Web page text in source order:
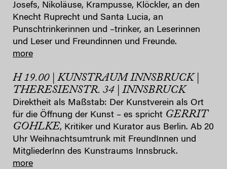
Josefs, Nikoläuse, Krampusse, Klöckler, an den
Knecht Ruprecht und Santa Lucia, an
Punschtrinkerinnen und –trinker, an Leserinnen
und Leser und Freundinnen und Freunde.
more
H 19.00 | KUNSTRAUM INNSBRUCK |
THERESIENSTR. 34 | INNSBRUCK
Direktheit als Maßstab: Der Kunstverein als Ort
für die Öffnung der Kunst – es spricht GERRIT
GOHLKE, Kritiker und Kurator aus Berlin. Ab 20
Uhr Weihnachtsumtrunk mit FreundInnen und
MitgliederInn des Kunstraums Innsbruck.
more